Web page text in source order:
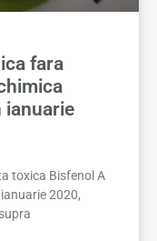
fara
ianuarie
toxica Bisfenol A
2020,